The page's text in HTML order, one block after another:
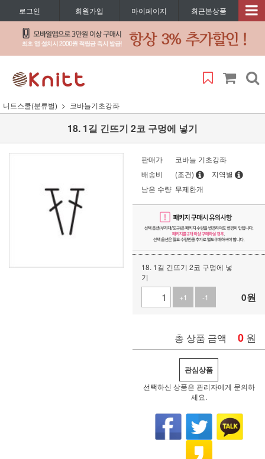
로그인 회원가입 마이페이지 최근본상품
니트스쿨(분류별) 코바늘기초강좌
18. 1길 긴뜨기 2코 구멍에 넣기
판매가
코바늘 기초강좌
배송비
(조건)
지역별
남은 수량 무제한개
18. 1길 긴뜨기 2코 구멍에 넣
기
+1
-1 0원
총 상품 금액 0 원
관심상품
선택하신 상품은 관리자에게 문의하
세요.